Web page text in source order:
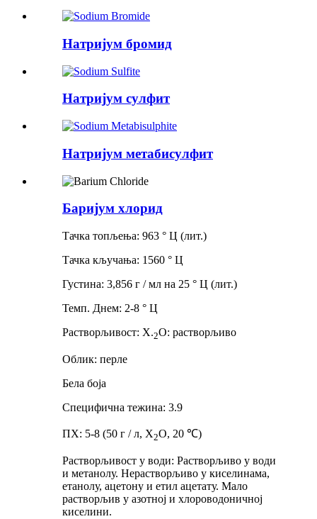
Натријум бромид
Натријум сулфит
Натријум метабисулфит
Баријум хлорид
Тачка топљења: 963 ° Ц (лит.)
Тачка кључања: 1560 ° Ц
Густина: 3,856 г / мл на 25 ° Ц (лит.)
Темп. Днем: 2-8 ° Ц
Растворљивост: Х.2О: растворљиво
Облик: перле
Бела боја
Специфична тежина: 3.9
ПХ: 5-8 (50 г / л, Х2О, 20 ℃)
Растворљивост у води: Растворљиво у води
и метанолу. Нерастворљиво у киселинама,
етанолу, ацетону и етил ацетату. Мало
растворљив у азотној и хлороводоничној
киселини.